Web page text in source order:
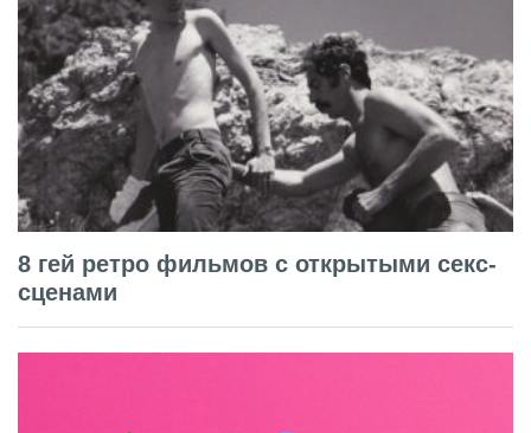
8 гей ретро фильмов с открытыми секс-
сценами